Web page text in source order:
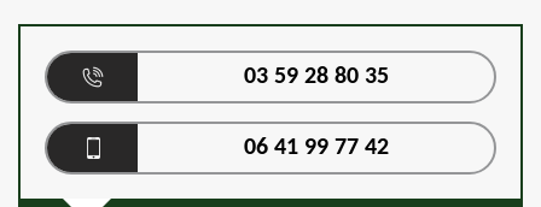
03 59 28 80 35
06 41 99 77 42